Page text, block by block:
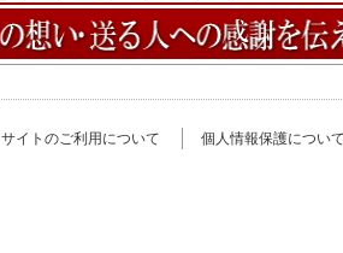
サイトのご利用について 個人情報保護につい